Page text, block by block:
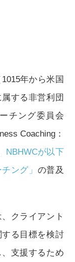
年から米国
する非営利団
チング委員会
Coaching：
NBHWCが以下
ング」 の普及
クライアント
る目標を検討
支援するため